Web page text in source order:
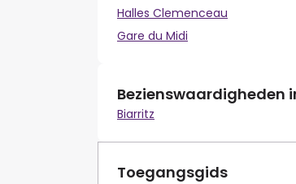
Halles Clemenceau
Gare du Midi
Bezienswaardigheden
Biarritz
Toegangsgids